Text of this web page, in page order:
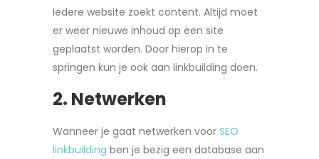
Iedere website zoekt content. Altijd moet
er weer nieuwe inhoud op een site
geplaatst worden. Door hierop in te
springen kun je ook aan linkbuilding doen.
2. Netwerken
Wanneer je gaat netwerken voor SEO
linkbuilding ben je bezig een database aan